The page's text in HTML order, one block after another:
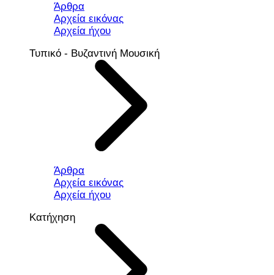
Άρθρα
Αρχεία εικόνας
Αρχεία ήχου
Τυπικό - Βυζαντινή Μουσική
Άρθρα
Αρχεία εικόνας
Αρχεία ήχου
Κατήχηση